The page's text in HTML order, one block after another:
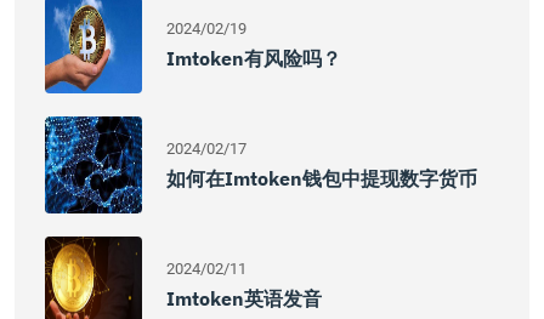
2024/02/19
Imtoken有风险吗？
2024/02/17
如何在imtoken钱包中提现数字货币
2024/02/11
Imtoken英语发音